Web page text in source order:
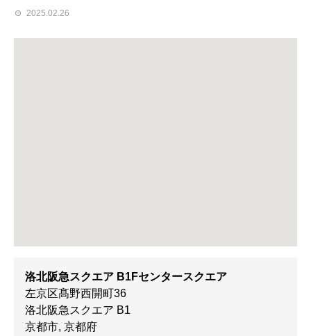
2025.02.26
洛北阪急スクエア B1Fセンタースクエア
左京区髙野西開町36
洛北阪急スクエア B1
京都市, 京都府